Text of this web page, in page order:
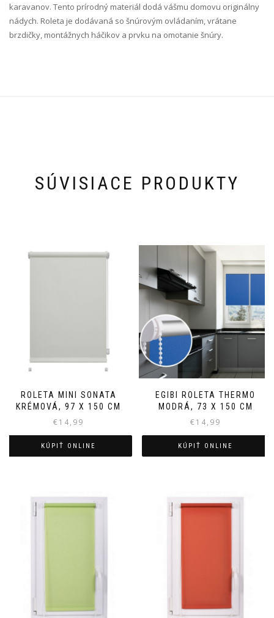
karavanov. Tento prírodný materiál dodá vášmu domovu originálny
nádych. Roleta je dodávaná so šnúrovým ovládaním, vrátane
brzdičky, montážnych háčikov a prvku na omotanie šnúry.
SÚVISIACE PRODUKTY
ROLETA MINI SONATA
KRÉMOVÁ, 97 X 150 CM
€14,99
KÚPIŤ ONLINE
EGIBI ROLETA THERMO
MODRÁ, 73 X 150 CM
€14,99
KÚPIŤ ONLINE